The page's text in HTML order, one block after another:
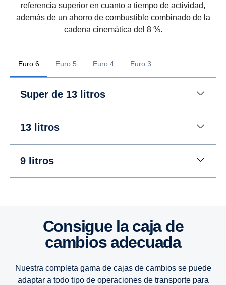
referencia superior en cuanto a tiempo de actividad,
además de un ahorro de combustible combinado de la
cadena cinemática del 8 %.
Euro 6 Euro 5 Euro 4 Euro 3
Super de 13 litros
13 litros
9 litros
9 litros
9 litros
9 litros
Consigue la caja de
cambios adecuada
Nuestra completa gama de cajas de cambios se puede
adaptar a todo tipo de operaciones de transporte para